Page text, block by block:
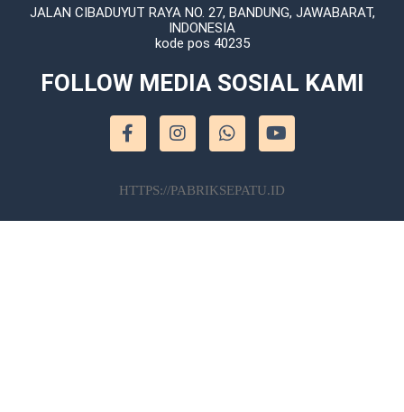
JALAN CIBADUYUT RAYA NO. 27, BANDUNG, JAWABARAT,
INDONESIA
kode pos 40235
FOLLOW MEDIA SOSIAL KAMI
HTTPS://PABRIKSEPATU.ID